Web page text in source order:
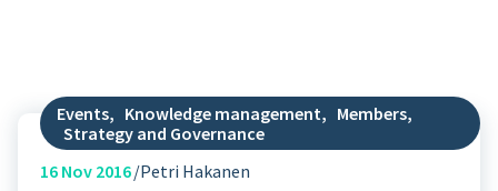
Events, Knowledge management, Members,
Strategy and Governance
16 Nov 2016 Petri Hakanen